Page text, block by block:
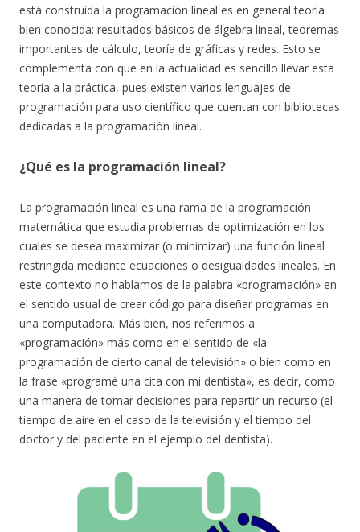
está construida la programación lineal es en general teoría
bien conocida: resultados básicos de álgebra lineal, teoremas
importantes de cálculo, teoría de gráficas y redes. Esto se
complementa con que en la actualidad es sencillo llevar esta
teoría a la práctica, pues existen varios lenguajes de
programación para uso científico que cuentan con bibliotecas
dedicadas a la programación lineal.
¿Qué es la programación lineal?
La programación lineal es una rama de la programación
matemática que estudia problemas de optimización en los
cuales se desea maximizar (o minimizar) una función lineal
restringida mediante ecuaciones o desigualdades lineales. En
este contexto no hablamos de la palabra «programación» en
el sentido usual de crear código para diseñar programas en
una computadora. Más bien, nos referimos a
«programación» más como en el sentido de «la
programación de cierto canal de televisión» o bien como en
la frase «programé una cita con mi dentista», es decir, como
una manera de tomar decisiones para repartir un recurso (el
tiempo de aire en el caso de la televisión y el tiempo del
doctor y del paciente en el ejemplo del dentista).